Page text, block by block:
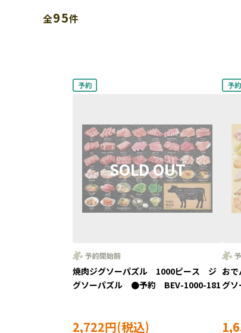
全95件
焼肉ジグソーパズル 1000ピース ジ
グソーパズル ●予約 BEV-1000-181
2,722円
お
グ